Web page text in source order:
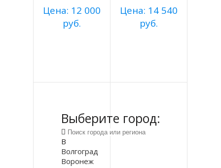
Цена: 12 000
руб.
Цена: 14 540
руб.
Выберите город:
В
Волгоград
Воронеж